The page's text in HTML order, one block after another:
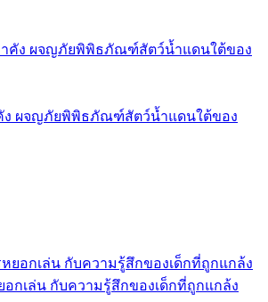
ง ผจญภัยพิพิธภัณฑ์สัตว์น้ำแดนใต้ของ
กเล่น กับความรู้สึกของเด็กที่ถูกแกล้ง